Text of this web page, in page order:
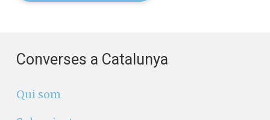
Converses a Catalunya
Qui som